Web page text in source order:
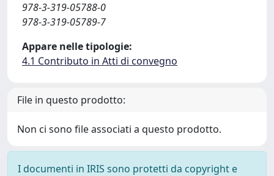
978-3-319-05788-0
978-3-319-05789-7
Appare nelle tipologie:
4.1 Contributo in Atti di convegno
File in questo prodotto:
Non ci sono file associati a questo prodotto.
I documenti in IRIS sono protetti da copyright e